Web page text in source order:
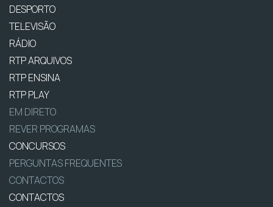
DESPORTO
TELEVISÃO
RÁDIO
RTP ARQUIVOS
RTP ENSINA
RTP PLAY
EM DIRETO
REVER PROGRAMAS
CONCURSOS
PERGUNTAS FREQUENTES
CONTACTOS
CONTACTOS